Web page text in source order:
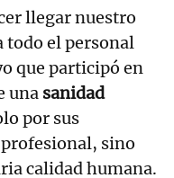
llegar nuestro
el personal
que participó en
una sanidad
por sus
sino
calidad humana.